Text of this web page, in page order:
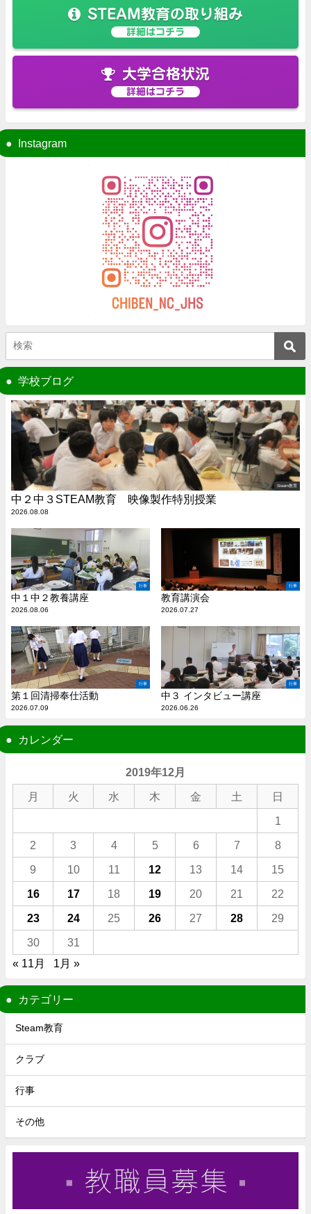
STEAM教育の取り組み
詳細はコチラ
大学合格状況
詳細はコチラ
Instagram
学校ブログ
Steam教育
中２中３STEAM教育 映像製作特別授業
2026.08.08
行事
中１中２教養講座
2026.08.06
行事
教育講演会
2026.07.27
行事
第１回清掃奉仕活動
2026.07.09
行事
中３ インタビュー講座
2026.06.26
カレンダー
2019年12月
月 火 水 木 金 土 日
1
2 3 4 5 6 7 8
9 10 11 12 13 14 15
16 17 18 19 20 21 22
23 24 25 26 27 28 29
30
31
« 11月
1月 »
カテゴリー
Steam教育
クラブ
行事
その他